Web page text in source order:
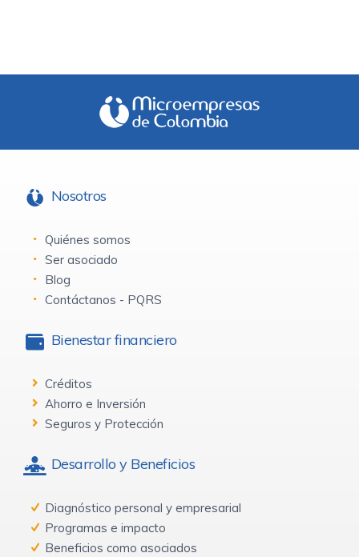
Nosotros
Quiénes somos
Ser asociado
Blog
Contáctanos - PQRS
Bienestar financiero
Créditos
Ahorro e Inversión
Seguros y Protección
Desarrollo y Beneficios
Diagnóstico personal y empresarial
Programas e impacto
Beneficios como asociados